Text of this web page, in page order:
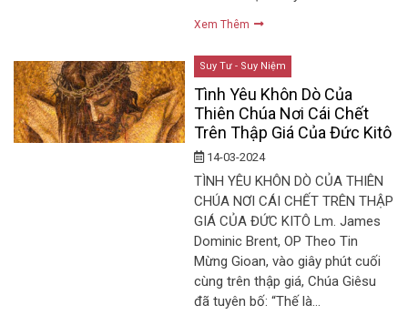
Xem Thêm
Suy Tư - Suy Niệm
Tình Yêu Khôn Dò Của
Thiên Chúa Nơi Cái Chết
Trên Thập Giá Của Đức Kitô
14-03-2024
TÌNH YÊU KHÔN DÒ CỦA THIÊN
CHÚA NƠI CÁI CHẾT TRÊN THẬP
GIÁ CỦA ĐỨC KITÔ Lm. James
Dominic Brent, OP Theo Tin
Mừng Gioan, vào giây phút cuối
cùng trên thập giá, Chúa Giêsu
đã tuyên bố: “Thế là…